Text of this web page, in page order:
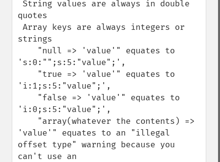
quotes
strings
's:0:"";s:5:"value";',
'i:1;s:5:"value";',
'i:0;s:5:"value";',
'value'" equates to an "illegal
offset type" warning because you
can't use an